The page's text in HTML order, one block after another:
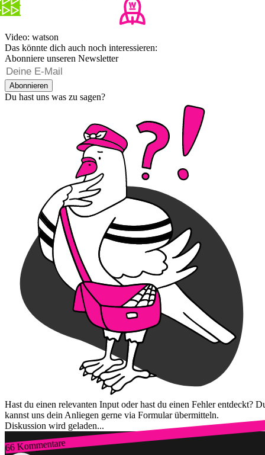
Video: watson
Das könnte dich auch noch interessieren:
Abonniere unseren Newsletter
Abonnieren
Du hast uns was zu sagen?
Hast du einen relevanten Input oder hast du einen Fehler entdeckt?
kannst uns dein Anliegen gerne via Formular übermitteln.
Diskussion wird geladen...
66 Kommentare
Zum Login